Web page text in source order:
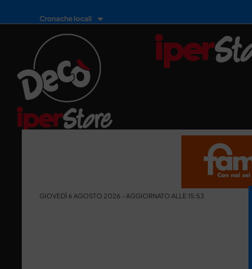
Cronache locali
GIOVEDÌ 6 AGOSTO 2026 - AGGIORNATO ALLE 15:53